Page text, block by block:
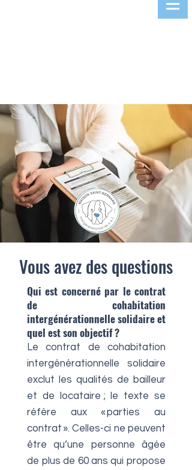
Vous avez des questions
Qui est concerné par le contrat
de cohabitation
intergénérationnelle solidaire et
quel est son objectif ?
Le contrat de cohabitation
intergénérationnelle solidaire
exclut les qualités de bailleur
et de locataire ; le texte se
réfère aux « parties au
contrat ». Celles-ci ne peuvent
être qu’une personne âgée
de plus de 60 ans qui propose